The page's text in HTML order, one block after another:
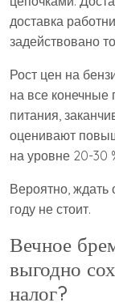
доставка
задействовано
Рост цен на
на все конечные
питания,
оценивают
на уровне 20-30
Вероятно, ждать
году не стоит.
Вечное
выгодно
налог?